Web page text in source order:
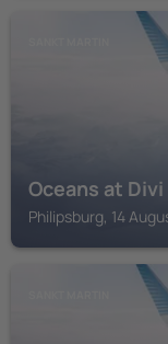
Oceans at
Philipsburg, 14